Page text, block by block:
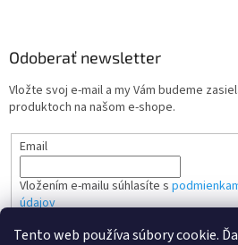
Tento web používa súbory cookie.
Odoberať newsletter
Vložte svoj e-mail a my Vám budeme
produktoch na našom e-shope.
Email
Vložením e-mailu súhlasíte s
údajov